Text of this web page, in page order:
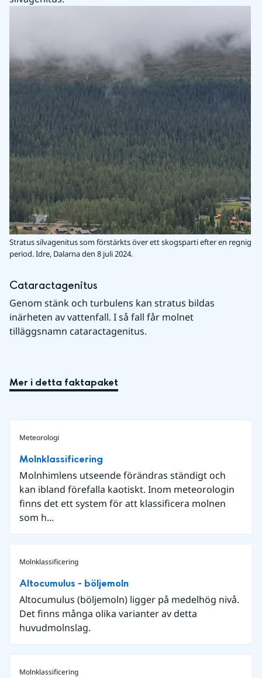
Stratus silvagenitus som förstärkts över ett skogsparti efter en regnig
period. Idre, Dalarna den 8 juli 2024.
Cataractagenitus
Genom stänk och turbulens kan stratus bildas
inärheten av vattenfall. I så fall får molnet
tilläggsnamn cataractagenitus.
Mer i detta faktapaket
Meteorologi
Molnklassificering
Molnhimlens utseende förändras ständigt och
kan ibland förefalla kaotiskt. Inom meteorologin
finns det ett system för att klassificera molnen
som h...
Molnklassificering
Altocumulus - böljemoln
Altocumulus (böljemoln) ligger på medelhög nivå.
Det finns många olika varianter av detta
huvudmolnslag.
Molnklassificering